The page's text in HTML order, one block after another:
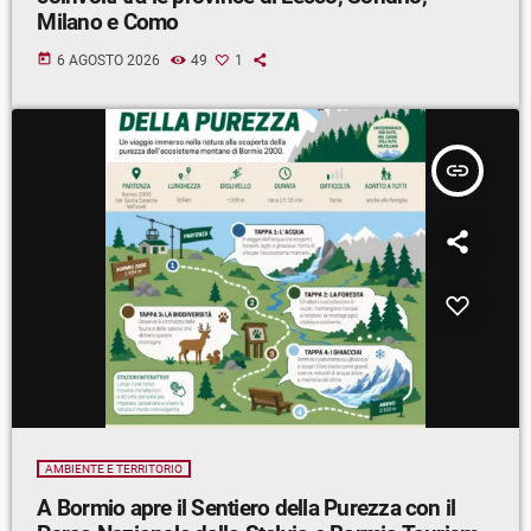
Milano e Como
today 6 AGOSTO 2026 49 1
insert_link
AMBIENTE E TERRITORIO
A Bormio apre il Sentiero della Purezza con il